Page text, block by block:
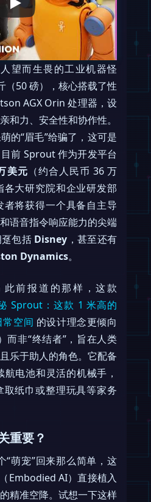
望而生畏的工业机器怪
（50 磅），核心搭载了性
AGX Orin 处理器，设
和力、安全性和协作性。
的“眉毛”给骗了，这可是
前 Sprout 作为开发平台
美元 （约合人民币 36 万
各大研究院和企业研发部
者将获得一个具备自主导
语音指令响应能力的尖端
包括 Disney ，甚至还有
Dynamics。
此前报道的那样，这款
Sprout：这款 1 米高的
常空间 的设计理念更倾向
而非“终结者”，旨在人类
乐于助人的角色。它配备
电池和灵活的机械手，
取纸巾或整理玩具等家务
重要？
“萌宠”回来那么简单，这
Embodied AI）直接植入
精准空降。试想一下这样